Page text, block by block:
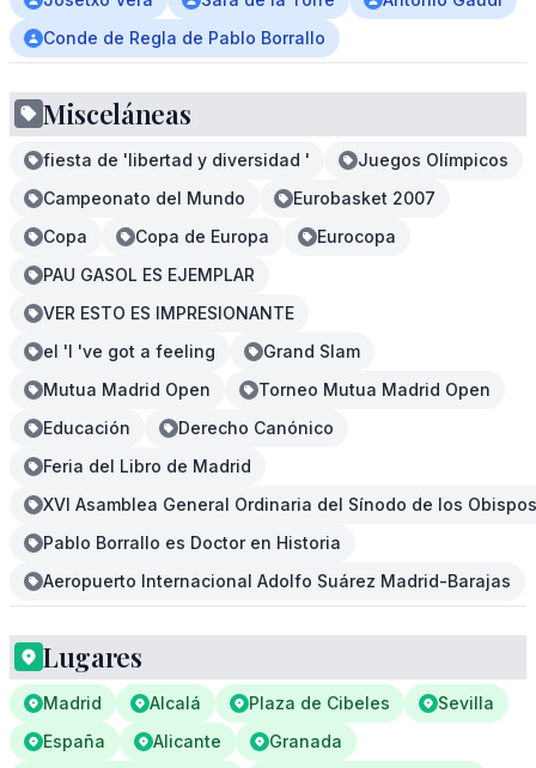
Conde de Regla de Pablo Borrallo
Misceláneas
fiesta de 'libertad y diversidad '
Juegos Olímpicos
Campeonato del Mundo
Eurobasket 2007
Copa
Copa de Europa
Eurocopa
PAU GASOL ES EJEMPLAR
VER ESTO ES IMPRESIONANTE
el 'I 've got a feeling
Grand Slam
Mutua Madrid Open
Torneo Mutua Madrid Open
Educación
Derecho Canónico
Feria del Libro de Madrid
XVI Asamblea General Ordinaria del Sínodo de los
Pablo Borrallo es Doctor en Historia
Aeropuerto Internacional Adolfo Suárez Madrid-Barajas
Lugares
Madrid Alcalá Plaza de Cibeles
Sevilla
España
Alicante
Granada